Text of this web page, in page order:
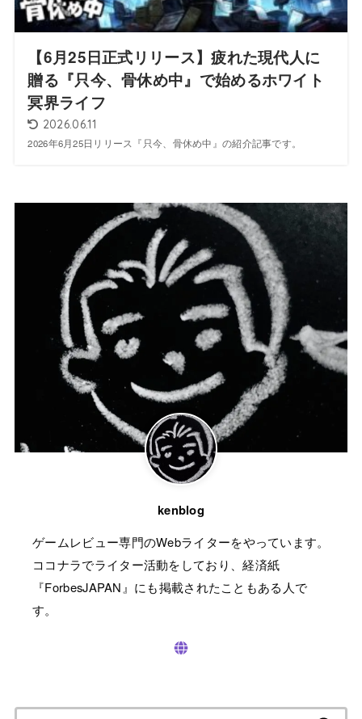
【6月25日正式リリース】疲れた現代人に
贈る『只今、骨休め中』で始めるホワイト
冥界ライフ
2026.06.11
2026年6月25日リリース『只今、骨休め中』の紹介記事です。
kenblog
ゲームレビュー専門のWebライターをやっています。
ココナラでライター活動をしており、経済紙
『ForbesJAPAN』にも掲載されたこともある人で
す。